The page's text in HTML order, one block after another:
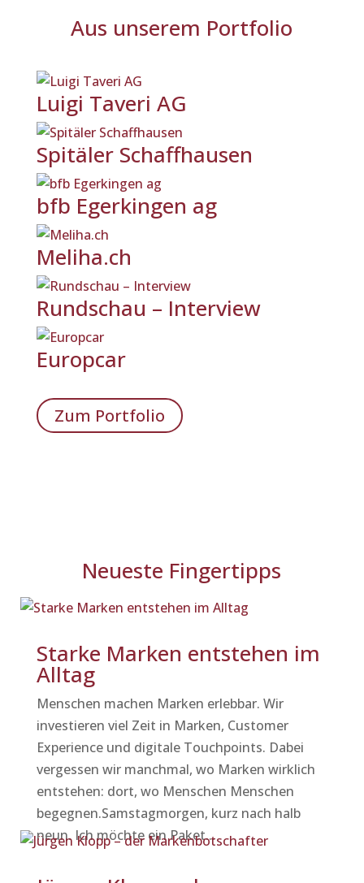
Aus unserem Portfolio
Luigi Taveri AG
Spitäler Schaffhausen
bfb Egerkingen ag
Meliha.ch
Rundschau – Interview
Europcar
Zum Portfolio
Neueste Fingertipps
Starke Marken entstehen im
Alltag
Menschen machen Marken erlebbar. Wir
investieren viel Zeit in Marken, Customer
Experience und digitale Touchpoints. Dabei
vergessen wir manchmal, wo Marken wirklich
entstehen: dort, wo Menschen Menschen
begegnen.Samstagmorgen, kurz nach halb
neun. Ich möchte ein Paket...